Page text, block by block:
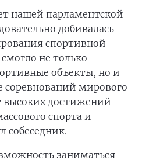
нашей парламентской
добивалась
спортивной
не только
объекты, но и
соревнований мирового
высоких достижений
спорта и
собеседник.
заниматься